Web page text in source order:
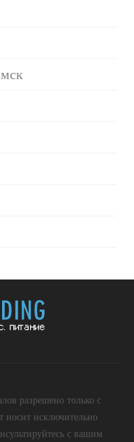
разрешено только с
носит исключительно
с вашим